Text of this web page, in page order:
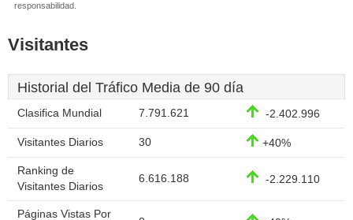
responsabilidad.
Visitantes
Historial del Tráfico Media de 90 día
Clasifica Mundial 7.791.621 -2.402.996
Visitantes Diarios 30 +40%
Ranking de
Visitantes Diarios
6.616.188 -2.229.110
Páginas Vistas Por